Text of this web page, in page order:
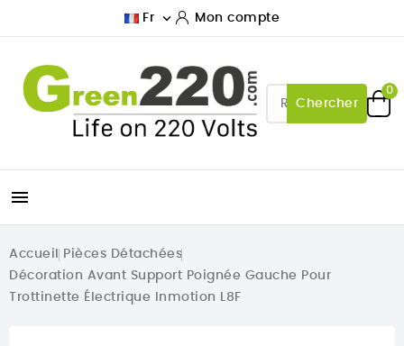
Fr  Mon compte
Chercher
0

Accueil
Pièces Détachées
Décoration Avant Support Poignée Gauche Pour
Trottinette Électrique Inmotion L8F